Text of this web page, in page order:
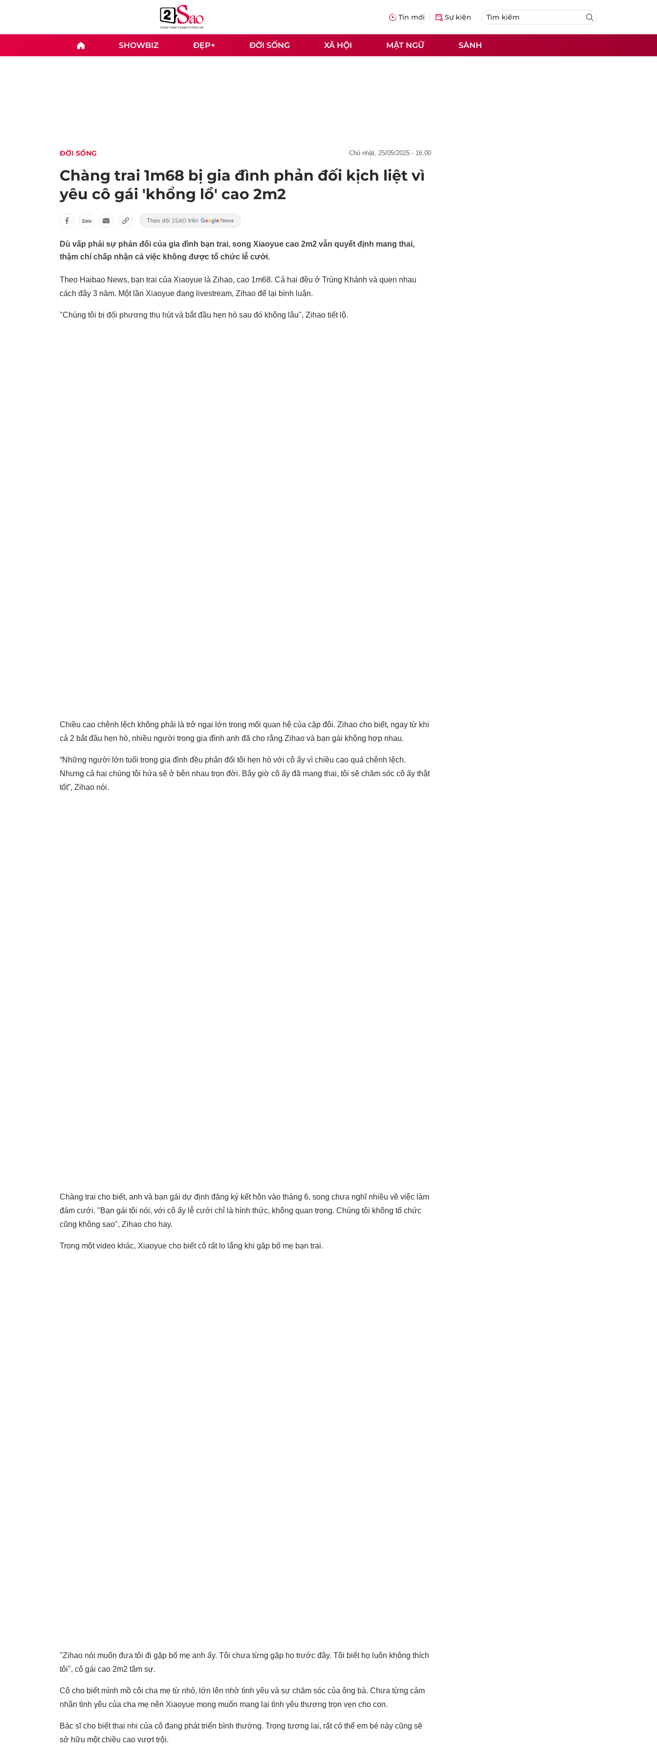
Tin mới Sự kiện
SHOWBIZ ĐẸP+ ĐỜI SỐNG XÃ HỘI MẬT NGỮ SÀNH
ĐỜI SỐNG chủ nhật, 25/05/2025 - 16:00
Chàng trai 1m68 bị gia đình phản đối kịch liệt vì
yêu cô gái 'khổng lồ' cao 2m2
Dù vấp phải sự phản đối của gia đình bạn trai, song Xiaoyue cao 2m2 vẫn quyết định mang thai,
thậm chí chấp nhận cả việc không được tổ chức lễ cưới.
Theo Haibao News, bạn trai của Xiaoyue là Zihao, cao 1m68. Cả hai đều ở Trùng Khánh và quen nhau
cách đây 3 năm. Một lần Xiaoyue đang livestream, Zihao để lại bình luận.
"Chúng tôi bị đối phương thu hút và bắt đầu hẹn hò sau đó không lâu", Zihao tiết lộ.
Chiều cao chênh lệch không phải là trở ngại lớn trong mối quan hệ của cặp đôi. Zihao cho biết, ngay từ khi
cả 2 bắt đầu hẹn hò, nhiều người trong gia đình anh đã cho rằng Zihao và bạn gái không hợp nhau.
“Những người lớn tuổi trong gia đình đều phản đối tôi hẹn hò với cô ấy vì chiều cao quá chênh lệch.
Nhưng cả hai chúng tôi hứa sẽ ở bên nhau trọn đời. Bây giờ cô ấy đã mang thai, tôi sẽ chăm sóc cô ấy thật
tốt”, Zihao nói.
Chàng trai cho biết, anh và bạn gái dự định đăng ký kết hôn vào tháng 6, song chưa nghĩ nhiều về việc làm
đám cưới. "Bạn gái tôi nói, với cô ấy lễ cưới chỉ là hình thức, không quan trọng. Chúng tôi không tổ chức
cũng không sao", Zihao cho hay.
Trong một video khác, Xiaoyue cho biết cô rất lo lắng khi gặp bố mẹ bạn trai.
"Zihao nói muốn đưa tôi đi gặp bố mẹ anh ấy. Tôi chưa từng gặp họ trước đây. Tôi biết họ luôn không thích
tôi", cô gái cao 2m2 tâm sự.
Cô cho biết mình mồ côi cha mẹ từ nhỏ, lớn lên nhờ tình yêu và sự chăm sóc của ông bà. Chưa từng cảm
nhận tình yêu của cha mẹ nên Xiaoyue mong muốn mang lại tình yêu thương trọn vẹn cho con.
Bác sĩ cho biết thai nhi của cô đang phát triển bình thường. Trong tương lai, rất có thể em bé này cũng sẽ
sở hữu một chiều cao vượt trội.